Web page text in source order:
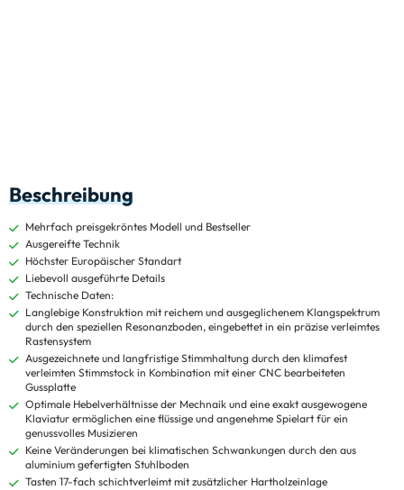
Beschreibung
Mehrfach preisgekröntes Modell und Bestseller
Ausgereifte Technik
Höchster Europäischer Standart
Liebevoll ausgeführte Details
Technische Daten:
Langlebige Konstruktion mit reichem und ausgeglichenem Klangspektrum
durch den speziellen Resonanzboden, eingebettet in ein präzise verleimtes
Rastensystem
Ausgezeichnete und langfristige Stimmhaltung durch den klimafest
verleimten Stimmstock in Kombination mit einer CNC bearbeiteten
Gussplatte
Optimale Hebelverhältnisse der Mechnaik und eine exakt ausgewogene
Klaviatur ermöglichen eine flüssige und angenehme Spielart für ein
genussvolles Musizieren
Keine Veränderungen bei klimatischen Schwankungen durch den aus
aluminium gefertigten Stuhlboden
Tasten 17-fach schichtverleimt mit zusätzlicher Hartholzeinlage